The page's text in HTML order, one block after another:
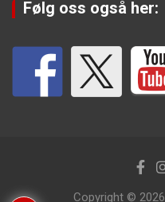
Følg oss også her:
Copyright © 2026